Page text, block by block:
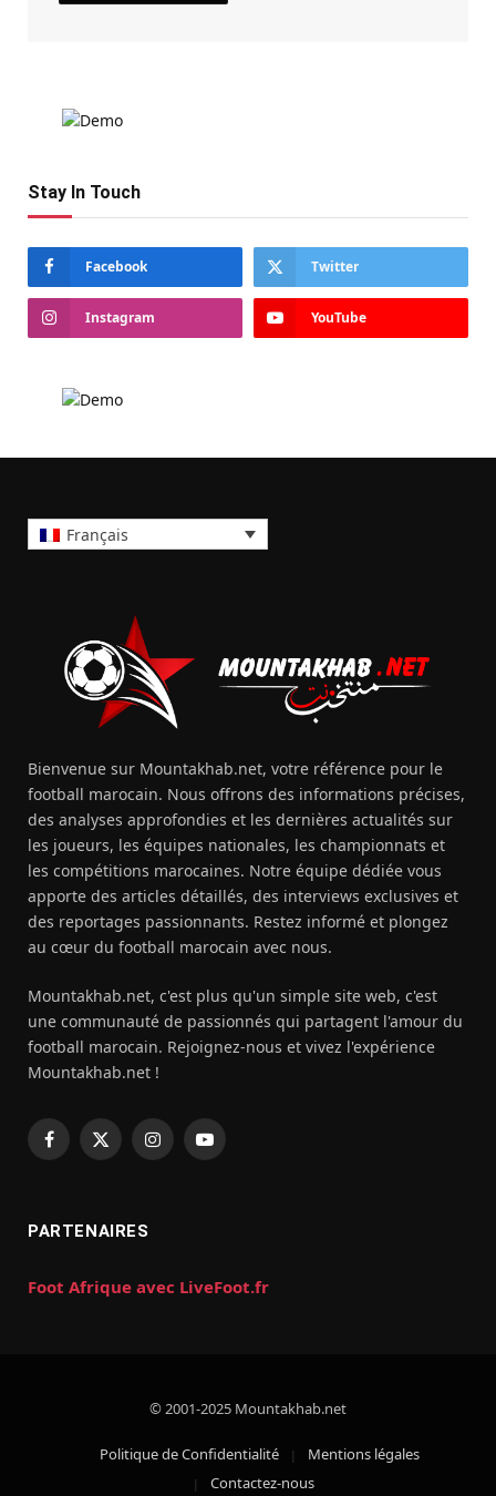
Stay In Touch
Facebook Twitter
Instagram YouTube
Français
Bienvenue sur Mountakhab.net, votre référence pour le
football marocain. Nous offrons des informations précises,
des analyses approfondies et les dernières actualités sur
les joueurs, les équipes nationales, les championnats et
les compétitions marocaines. Notre équipe dédiée vous
apporte des articles détaillés, des interviews exclusives et
des reportages passionnants. Restez informé et plongez
au cœur du football marocain avec nous.
Mountakhab.net, c'est plus qu'un simple site web, c'est
une communauté de passionnés qui partagent l'amour du
football marocain. Rejoignez-nous et vivez l'expérience
Mountakhab.net !
Facebook
X
InstagramYouTube
PARTENAIRES
Foot Afrique avec LiveFoot.fr
© 2001-2025 Mountakhab.net
Politique de Confidentialité
Mentions légales
Contactez-nous